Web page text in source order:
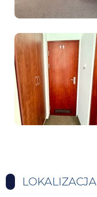
LOKALIZACJA